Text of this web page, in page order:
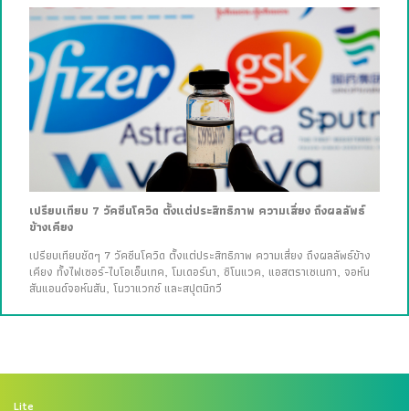
เปรียบเทียบ 7 วัคซีนโควิด ตั้งแต่ประสิทธิภาพ ความเสี่ยง ถึงผลลัพธ์
ข้างเคียง
เปรียบเทียบชัดๆ 7 วัคซีนโควิด ตั้งแต่ประสิทธิภาพ ความเสี่ยง ถึงผลลัพธ์ข้าง
เคียง ทั้งไฟเซอร์-ไบโอเอ็นเทค, โมเดอร์นา, ซิโนแวค, แอสตราเซเนกา, จอห์น
สันแอนด์จอห์นสัน, โนวาแวกซ์ และสปุตนิกวี
Lite